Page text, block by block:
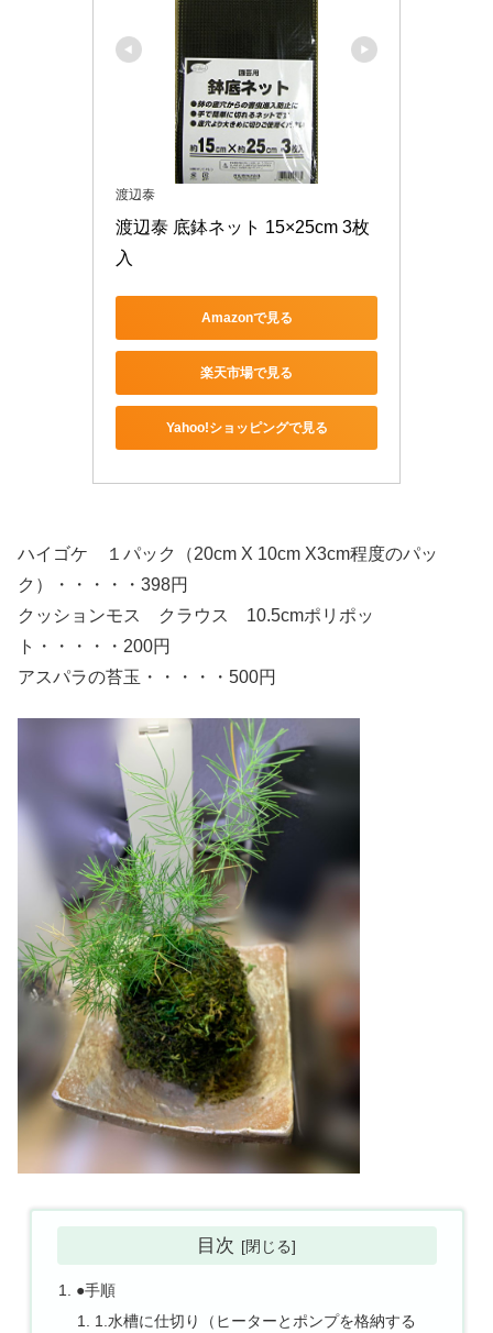
渡辺泰
渡辺泰 底鉢ネット 15×25cm 3枚
入
Amazonで見る
楽天市場で見る
Yahoo!ショッピングで見る
ハイゴケ １パック（20cm X 10cm X3cm程度のパッ
ク）・・・・・398円
クッションモス クラウス 10.5cmポリポッ
ト・・・・・200円
アスパラの苔玉・・・・・500円
目次
●手順
1.水槽に仕切り（ヒーターとポンプを格納する